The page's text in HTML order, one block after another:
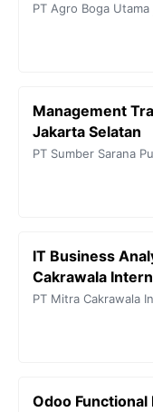
PT Agro Boga Utama
Management
Jakarta Selatan
PT Sumber Sarana
IT Business
Cakrawala
PT Mitra Cakrawala
Odoo Functional